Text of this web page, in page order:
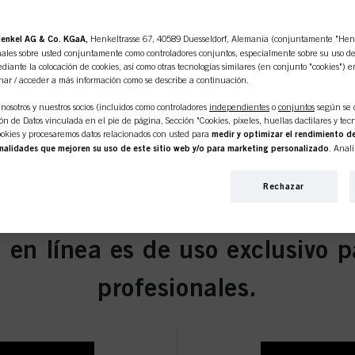
Natural 60ml
Beige Humo 60ml
línea es de uso exclusivo
profesionales.
AG & Co. KGaA, Henkeltrasse 67, 40589 Duesseldorf, Alemania (conjuntamente
sobre usted conjuntamente como controladores conjuntos, especialmente sobre su uso
la colocación de cookies, así como otras tecnologías similares (en conjunto "cookies")
/ acceder a más información como se describe a continuación.
y nuestros socios (incluidos como controladores independientes o conjuntos según se
de Datos vinculada en el pie de página, Sección "Cookies, píxeles, huellas dactilares y
y procesaremos datos relacionados con usted para medir y optimizar el rendimiento
que mejoren su uso de este sitio web y/o para marketing personalizado .
sobre usted que podrán enriquecerse con datos obtenidos de terceros y otros sitios
sobre el tratamiento de sus datos en nuestra Declaración de Protección de Datos
las cookies en nuestro sitio web en "Configuración de cookies" vinculado en el pie
a las cookies utilizadas en este sitio web, especialmente su período de
Rechazar